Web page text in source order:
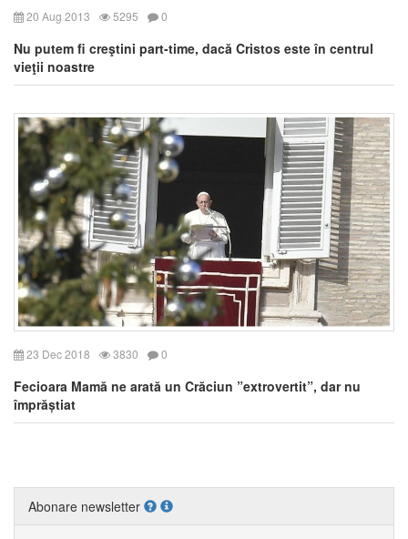
20 Aug 2013 5295 0
Nu putem fi creştini part-time, dacă Cristos este în centrul
vieţii noastre
23 Dec 2018 3830 0
Fecioara Mamă ne arată un Crăciun ”extrovertit”, dar nu
împrăștiat
Abonare newsletter